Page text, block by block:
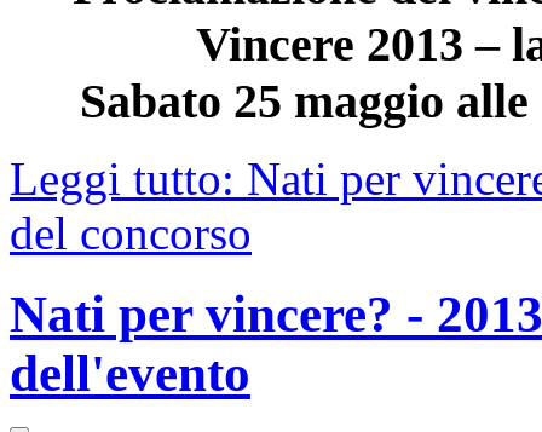
Vincere 2013 –
Sabato 25 maggio
Leggi tutto: Nati per
del concorso
Nati per vincere? -
dell'evento